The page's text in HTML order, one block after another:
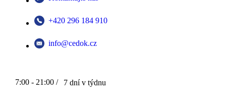
+420 296 184 910
info@cedok.cz
7:00 - 21:00 / 7 dní v týdnu